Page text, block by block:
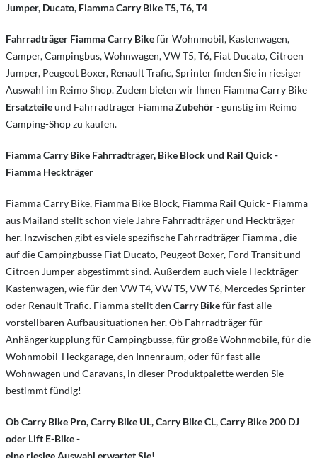
Jumper, Ducato, Fiamma Carry Bike T5, T6, T4
Fahrradträger Fiamma Carry Bikefür Wohnmobil, Kastenwagen,
Camper, Campingbus, Wohnwagen, VW T5, T6, Fiat Ducato, Citroen
Jumper, Peugeot Boxer, Renault Trafic, Sprinter finden Sie in riesiger
Auswahl im Reimo Shop. Zudem bieten wir Ihnen Fiamma Carry Bike
Ersatzteileund Fahrradträger FiammaZubehör- günstig im Reimo
Camping-Shop zu kaufen.
Fiamma Carry Bike Fahrradträger, Bike Block und Rail Quick -
Fiamma Heckträger
Fiamma Carry Bike, Fiamma Bike Block, Fiamma Rail Quick - Fiamma
aus Mailand stellt schon viele Jahre Fahrradträger und Heckträger
her. Inzwischen gibt es viele spezifische Fahrradträger Fiamma , die
auf die Campingbusse Fiat Ducato, Peugeot Boxer, Ford Transit und
Citroen Jumper abgestimmt sind. Außerdem auch viele Heckträger
Kastenwagen, wie für den VW T4, VW T5, VW T6, Mercedes Sprinter
oder Renault Trafic. Fiamma stellt den Carry Bikefür fast alle
vorstellbaren Aufbausituationen her. Ob Fahrradträger für
Anhängerkupplung für Campingbusse, für große Wohnmobile, für die
Wohnmobil-Heckgarage, den Innenraum, oder für fast alle
Wohnwagen und Caravans, in dieser Produktpalette werden Sie
bestimmt fündig!
Ob Carry Bike Pro, Carry Bike UL, Carry Bike CL, Carry Bike 200 DJ
oder Lift E-Bike -
eine riesige Auswahl erwartet Sie!